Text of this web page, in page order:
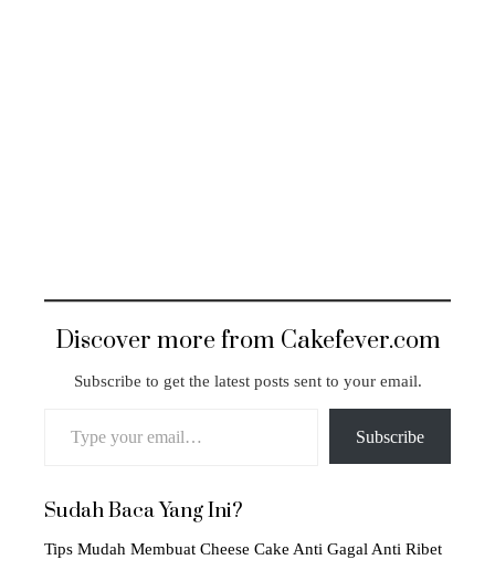
Discover more from Cakefever.com
Subscribe to get the latest posts sent to your email.
Subscribe
Sudah Baca Yang Ini?
Tips Mudah Membuat Cheese Cake Anti Gagal Anti Ribet